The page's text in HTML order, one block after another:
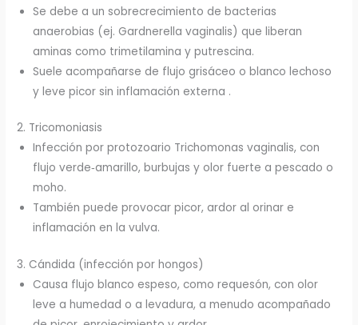
Se debe a un sobrecrecimiento de bacterias
anaerobias (ej. Gardnerella vaginalis) que liberan
aminas como trimetilamina y putrescina.
Suele acompañarse de flujo grisáceo o blanco lechoso
y leve picor sin inflamación externa .
2. Tricomoniasis
Infección por protozoario Trichomonas vaginalis, con
flujo verde‑amarillo, burbujas y olor fuerte a pescado o
moho.
También puede provocar picor, ardor al orinar e
inflamación en la vulva.
3. Cándida (infección por hongos)
Causa flujo blanco espeso, como requesón, con olor
leve a humedad o a levadura, a menudo acompañado